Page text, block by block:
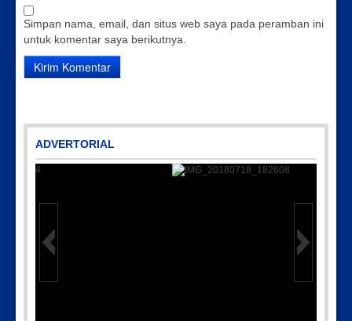
Simpan nama, email, dan situs web saya pada peramban ini
untuk komentar saya berikutnya.
ADVERTORIAL